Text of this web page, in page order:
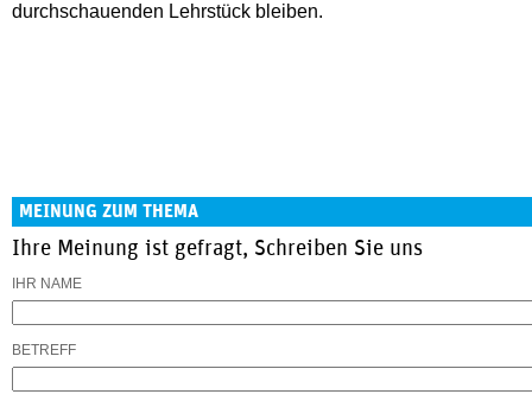
durchschauenden Lehrstück bleiben.
MEINUNG ZUM THEMA
Ihre Meinung ist gefragt, Schreiben Sie uns
IHR NAME
BETREFF